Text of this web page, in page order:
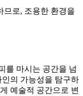
므로, 조용한 환경을
를 마시는 공간을 넘
의 가능성을 탐구하
예술적 공간으로 변